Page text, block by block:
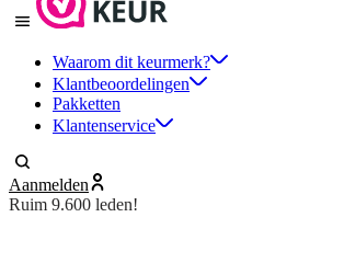
Waarom dit keurmerk?
Klantbeoordelingen
Pakketten
Klantenservice
Aanmelden
Ruim 9.600 leden!